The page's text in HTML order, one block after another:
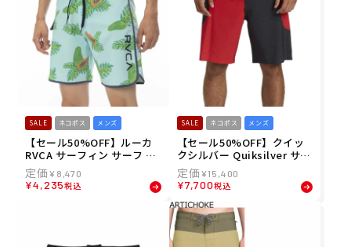
SALE ネコポス メンズ
【セール50%OFF】ルーカ
RVCA サーフィン サーフ 水
着 ボードショーツ トランク
ス 海パン EASTERN TRUNK
18 BE041504 メンズ 男性 2
¥ 8,470
¥4,235税込
SALE ネコポス メンズ
【セール50%OFF】クイッ
クシルバー Quiksilver サー
フィン サーフ 水着 ボードシ
ョーツ トランクス 海パン HI
GHLINE PRO STRAIGHT V2
19 AQYBS03662 メンズ 男
性 24SP 春夏
¥15,400
¥7,700税込